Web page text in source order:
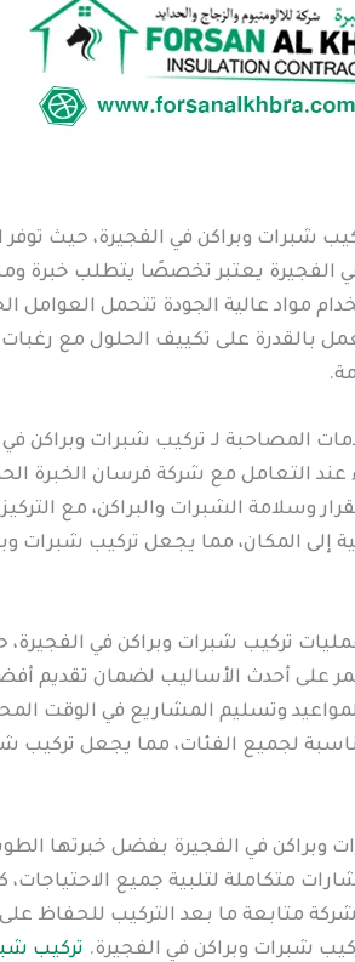
شبرات وبراكن في الفجيرة، حيث
يعتبر تخصصًا يتطلب خبرة
مواد عالية الجودة تتحمل العوامل
بالقدرة على تكييف الحلول مع
المصاحبة لـ تركيب شبرات وبراكن
التعامل مع شركة فرسان الخبرة
وسلامة الشبرات والبراكن، مع
إلى المكان، مما يجعل تركيب شبرات
تركيب شبرات وبراكن في
على أحدث الأساليب لضمان تقديم
وتسليم المشاريع في الوقت
لجميع الفئات، مما يجعل تركيب
وبراكن في الفجيرة بفضل خبرتها
متكاملة لتلبية جميع
متابعة ما بعد التركيب للحفاظ على
شبرات وبراكن في الفجيرة. تركيب